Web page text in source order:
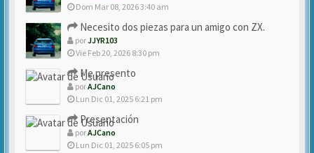
Dom Mar 08, 2026 3:40 am
Necesito dos piezas para un amigo con ZX.
porJJYR103
Vie Feb 20, 2026 8:30 pm
Me presento
porAJCano
Lun Dic 01, 2025 6:21 pm
Presentación
porAJCano
Lun Dic 01, 2025 6:05 pm